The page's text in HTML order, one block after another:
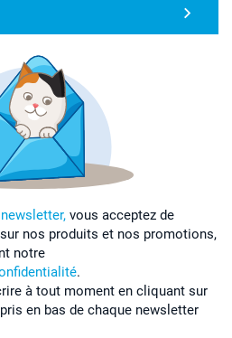
vous acceptez de
nos produits et nos promotions,
notre
.
à tout moment en cliquant sur
en bas de chaque newsletter